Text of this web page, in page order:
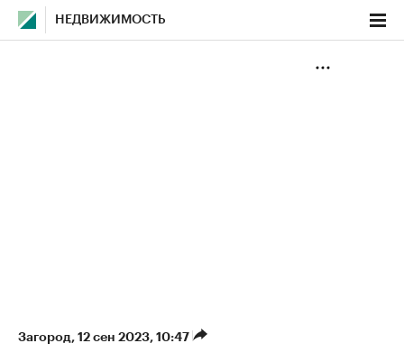
НЕДВИЖИМОСТЬ
Загород⁠, 12 сен 2023, 10:47